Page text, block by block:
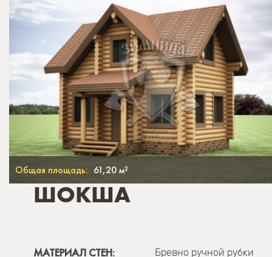
Общая площадь: 61,20 м²
ШОКША
МАТЕРИАЛ СТЕН: Бревно ручной рубки